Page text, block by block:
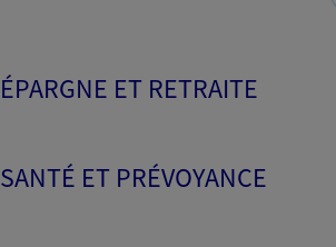
ÉPARGNE ET RETRAITE
SANTÉ ET PRÉVOYANCE